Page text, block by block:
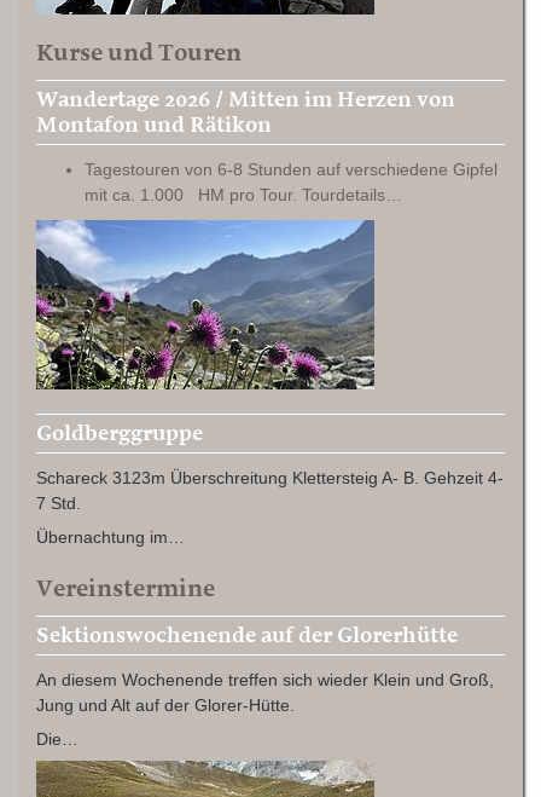
Kurse und Touren
Wandertage 2026 / Mitten im Herzen von
Montafon und Rätikon
Tagestouren von 6-8 Stunden auf verschiedene Gipfel
mit ca. 1.000 HM pro Tour. Tourdetails…
Goldberggruppe
Schareck 3123m Überschreitung Klettersteig A- B. Gehzeit 4-
7 Std.
Übernachtung im…
Vereinstermine
Sektionswochenende auf der Glorerhütte
An diesem Wochenende treffen sich wieder Klein und Groß,
Jung und Alt auf der Glorer-Hütte.
Die…